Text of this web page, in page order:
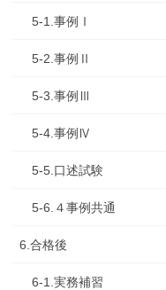
5-1.事例Ⅰ
5-2.事例Ⅱ
5-3.事例Ⅲ
5-4.事例Ⅳ
5-5.口述試験
5-6.４事例共通
6.合格後
6-1.実務補習